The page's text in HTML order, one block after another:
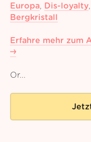
Europa, Dis-loyalty,
Bergkristall
Erfahre mehr zum
Or...